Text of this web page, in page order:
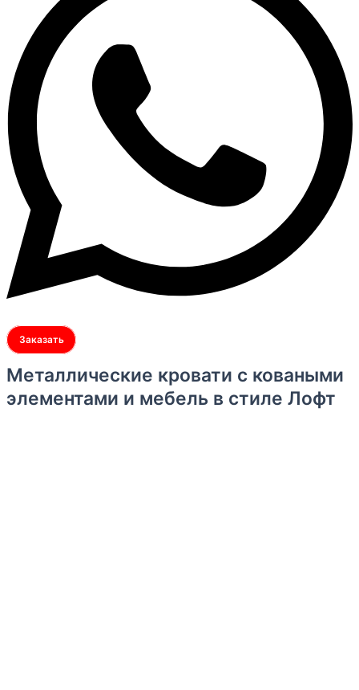
Заказать
Металлические кровати с коваными
элементами и мебель в стиле Лофт